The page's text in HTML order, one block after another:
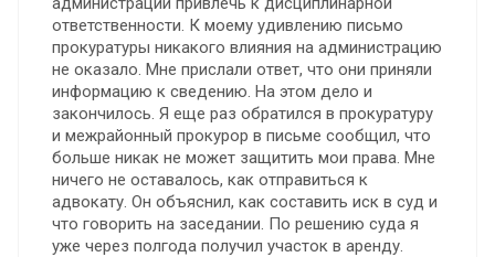
ответственности. К моему удивлению письмо
прокуратуры никакого влияния на администрацию
не оказало. Мне прислали ответ, что они приняли
информацию к сведению. На этом дело и
закончилось. Я еще раз обратился в прокуратуру
и межрайонный прокурор в письме сообщил, что
больше никак не может защитить мои права. Мне
ничего не оставалось, как отправиться к
адвокату. Он объяснил, как составить иск в суд и
что говорить на заседании. По решению суда я
уже через полгода получил участок в аренду.